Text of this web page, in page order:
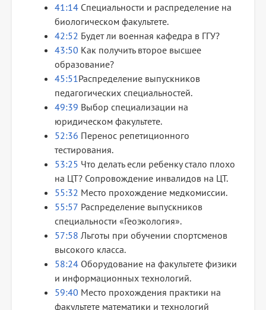
41:14 Специальности и распределение на
биологическом факультете.
42:52 Будет ли военная кафедра в ГГУ?
43:50 Как получить второе высшее
образование?
45:51Распределение выпускников
педагогических специальностей.
49:39 Выбор специализации на
юридическом факультете.
52:36 Перенос репетиционного
тестирования.
53:25 Что делать если ребенку стало плохо
на ЦТ? Сопровождение инвалидов на ЦТ.
55:32 Место прохождение медкомиссии.
55:57 Распределение выпускников
специальности «Геоэкология».
57:58 Льготы при обучении спортсменов
высокого класса.
58:24 Оборудование на факультете физики
и информационных технологий.
59:40 Место прохождения практики на
факультете математики и технологий